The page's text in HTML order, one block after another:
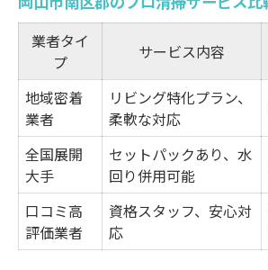
業者タイ
プ
サービス内容
地域密着
業者
リビング特化プラン、
柔軟な対応
全国展開
大手
セットパックあり、水
回り併用可能
口コミ高
評価業者
資格スタッフ、安心対
応